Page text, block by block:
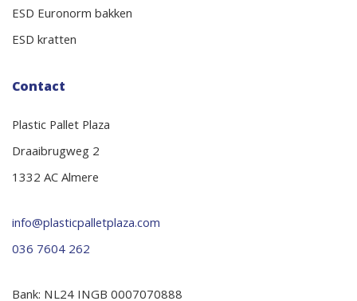
ESD Euronorm bakken
ESD kratten
Contact
Plastic Pallet Plaza
Draaibrugweg 2
1332 AC Almere
info@plasticpalletplaza.com
036 7604 262
Bank: NL24 INGB 0007070888